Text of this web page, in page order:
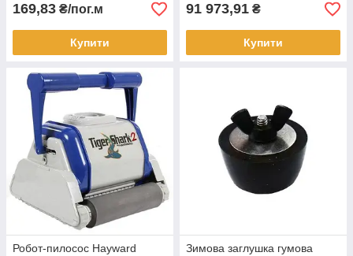
169,83 ₴/пог.м
Купити
91 973,91 ₴
Купити
Робот-пилосос Hayward
Зимова заглушка гумова